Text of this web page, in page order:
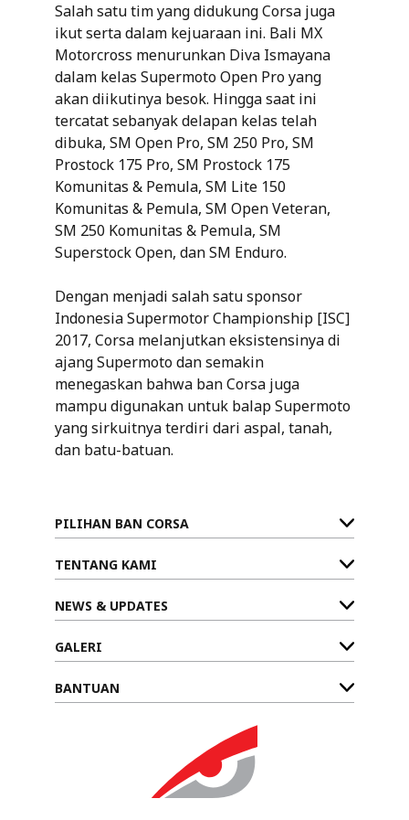
Salah satu tim yang didukung Corsa juga
ikut serta dalam kejuaraan ini. Bali MX
Motorcross menurunkan Diva Ismayana
dalam kelas Supermoto Open Pro yang
akan diikutinya besok. Hingga saat ini
tercatat sebanyak delapan kelas telah
dibuka, SM Open Pro, SM 250 Pro, SM
Prostock 175 Pro, SM Prostock 175
Komunitas & Pemula, SM Lite 150
Komunitas & Pemula, SM Open Veteran,
SM 250 Komunitas & Pemula, SM
Superstock Open, dan SM Enduro.
Dengan menjadi salah satu sponsor
Indonesia Supermotor Championship [ISC]
2017, Corsa melanjutkan eksistensinya di
ajang Supermoto dan semakin
menegaskan bahwa ban Corsa juga
mampu digunakan untuk balap Supermoto
yang sirkuitnya terdiri dari aspal, tanah,
dan batu-batuan.
PILIHAN BAN CORSA
TENTANG KAMI
NEWS & UPDATES
GALERI
BANTUAN